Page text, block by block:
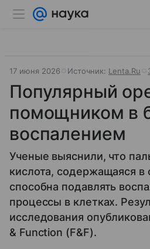
17 июня 2026 Источник: Lenta.Ru
Популярный
помощником в
воспалением
Ученые выяснили, что
кислота, содержащаяся в
способна подавлять
процессы в клетках.
исследования
& Function (F&F).